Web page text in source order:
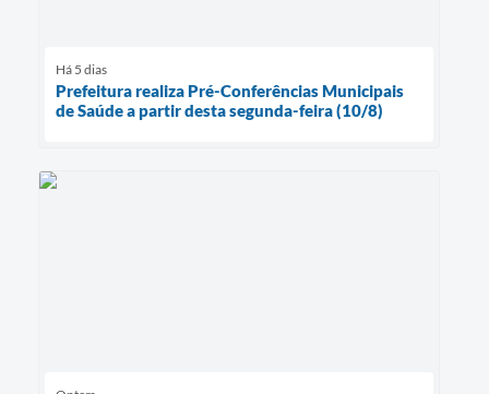
Há 5 dias
Prefeitura realiza Pré-Conferências Municipais
de Saúde a partir desta segunda-feira (10/8)